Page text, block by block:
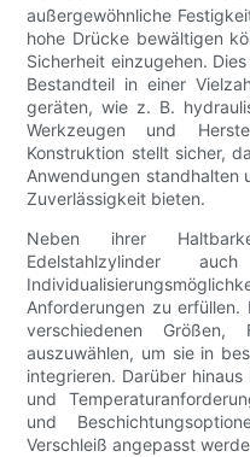
außergewöhnliche
hohe Drücke bewältigen
Sicherheit einzugehen.
Bestandteil in einer
geräten, wie z. B.
Werkzeugen und
Konstruktion stellt sicher,
Anwendungen standhalten
Zuverlässigkeit bieten.
Neben ihrer
Edelstahlzylinder
Anforderungen zu
verschiedenen Größen,
auszuwählen, um sie in
integrieren. Darüber
und
und
Verschleiß angepasst